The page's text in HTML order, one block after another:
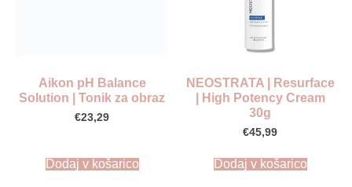
Aikon pH Balance
Solution | Tonik za obraz
€23,29
Dodaj v košarico
NEOSTRATA | Resurface
| High Potency Cream
30g
€45,99
Dodaj v košarico